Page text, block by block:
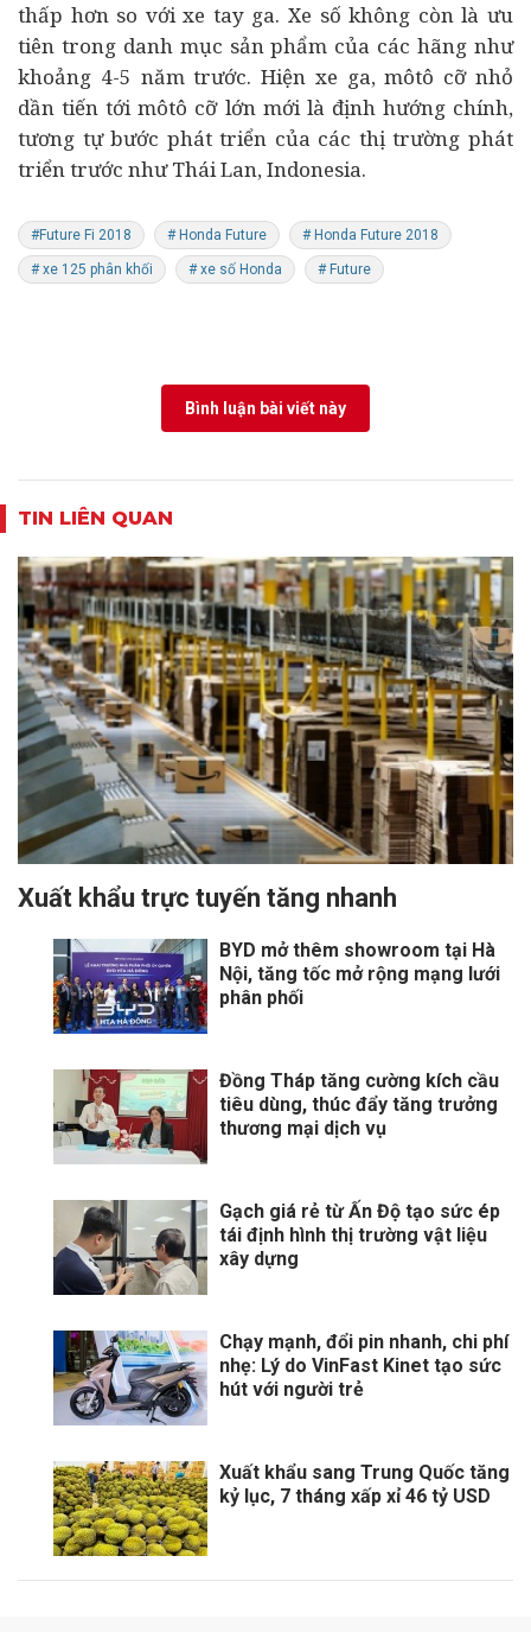
thấp hơn so với xe tay ga. Xe số không còn là ưu
tiên trong danh mục sản phẩm của các hãng như
khoảng 4-5 năm trước. Hiện xe ga, môtô cỡ nhỏ
dần tiến tới môtô cỡ lớn mới là định hướng chính,
tương tự bước phát triển của các thị trường phát
triển trước như Thái Lan, Indonesia.
#Future Fi 2018 # Honda Future # Honda Future 2018
# xe 125 phân khối # xe số Honda # Future
Bình luận bài viết này
TIN LIÊN QUAN
Xuất khẩu trực tuyến tăng nhanh
BYD mở thêm showroom tại Hà
Nội, tăng tốc mở rộng mạng lưới
phân phối
Đồng Tháp tăng cường kích cầu
tiêu dùng, thúc đẩy tăng trưởng
thương mại dịch vụ
Gạch giá rẻ từ Ấn Độ tạo sức ép
tái định hình thị trường vật liệu
xây dựng
Chạy mạnh, đổi pin nhanh, chi phí
nhẹ: Lý do VinFast Kinet tạo sức
hút với người trẻ
Xuất khẩu sang Trung Quốc tăng
kỷ lục, 7 tháng xấp xỉ 46 tỷ USD